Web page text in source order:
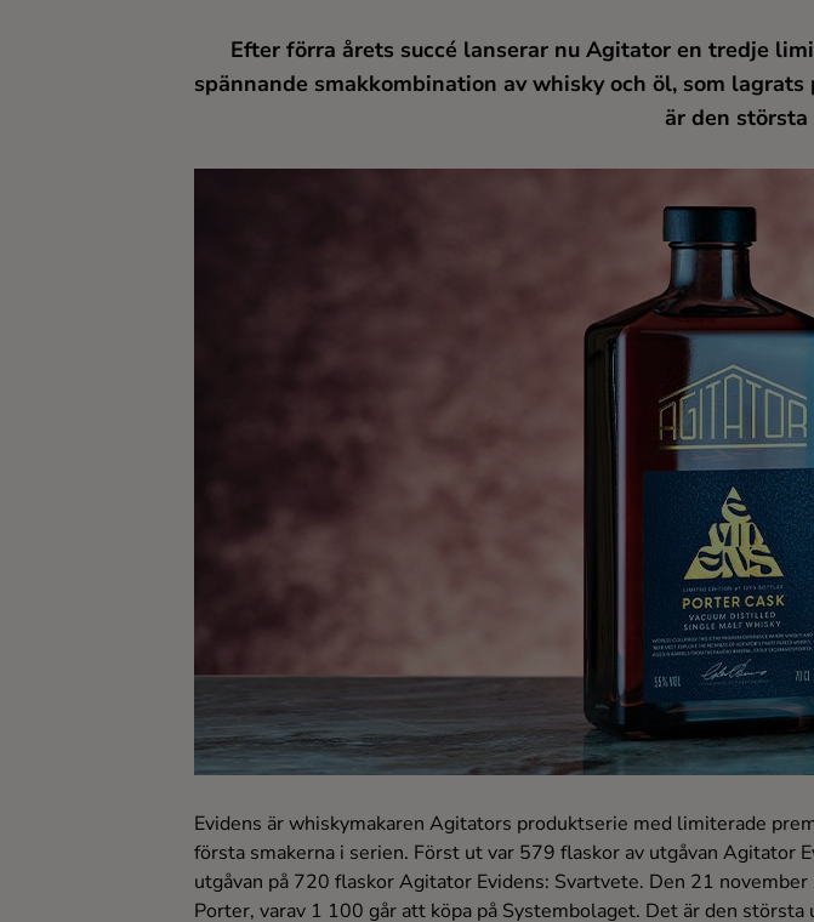
Efter förra årets succé lanserar nu Agitator en tredje
spännande smakkombination av whisky och öl, som
är den
Evidens är whiskymakaren Agitators produktserie med limiterade
första smakerna i serien. Först ut var 579 flaskor av utgåvan Agitator
utgåvan på 720 flaskor Agitator Evidens: Svartvete. Den 21
Porter, varav 1 100 går att köpa på Systembolaget. Det är den